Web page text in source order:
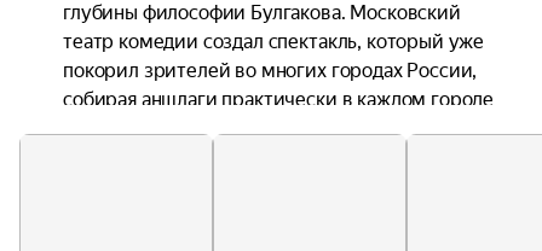
глубины философии Булгакова. Московский
театр комедии создал спектакль, который уже
покорил зрителей во многих городах России,
собирая аншлаги практически в каждом городе
тура. Это постановка, где звёзды театра и кино